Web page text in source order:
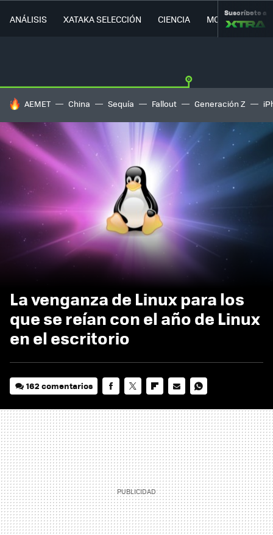
ANÁLISIS XATAKA SELECCIÓN CIENCIA MOVILIDAD
Suscríbete a
HOY SE HABLA DE
AEMET China Sequía Fallout Generación Z
La venganza de Linux para los
que se reían con el año de Linux
en el escritorio
162 comentarios
MAIL